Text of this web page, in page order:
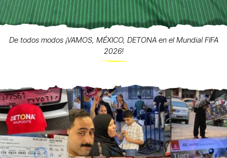
De todos modos ¡VAMOS, MÉXICO, DETONA en el Mundial FIFA
2026!